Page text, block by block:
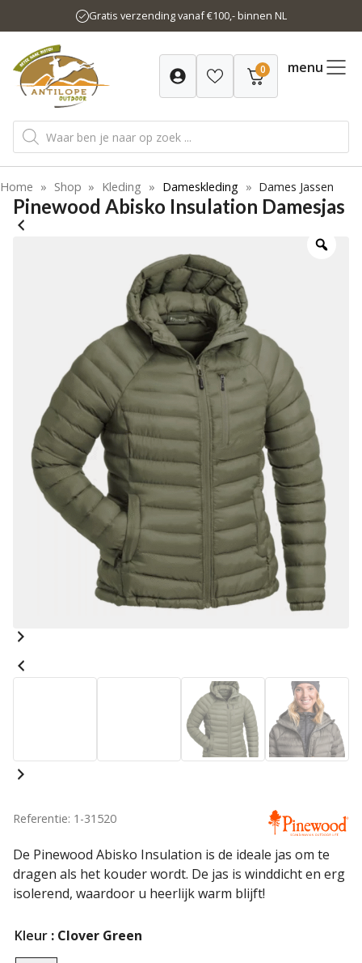
naar
inhoud
Gratis verzending vanaf €100,- binnen NL
0 menu
Producten
zoeken
Home » Shop » Kleding » Dameskleding » Dames Jassen
Pinewood Abisko Insulation Damesjas
Referentie: 1-31520
De Pinewood Abisko Insulation is de ideale jas om te
dragen als het kouder wordt. De jas is winddicht en erg
isolerend, waardoor u heerlijk warm blijft!
Kleur : Clover Green